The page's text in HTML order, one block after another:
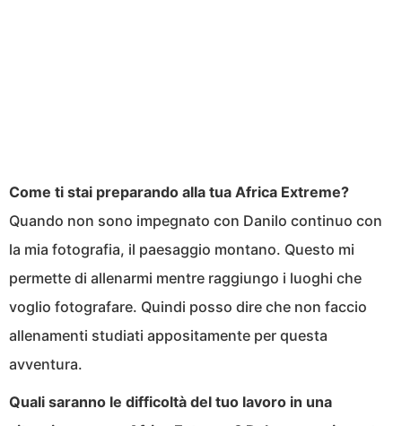
Come ti stai preparando alla tua Africa Extreme?
Quando non sono impegnato con Danilo continuo con
la mia fotografia, il paesaggio montano. Questo mi
permette di allenarmi mentre raggiungo i luoghi che
voglio fotografare. Quindi posso dire che non faccio
allenamenti studiati appositamente per questa
avventura.
Quali saranno le difficoltà del tuo lavoro in una